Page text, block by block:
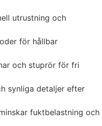
utrustning och
för hållbar
och stuprör för fri
synliga detaljer efter
fuktbelastning och